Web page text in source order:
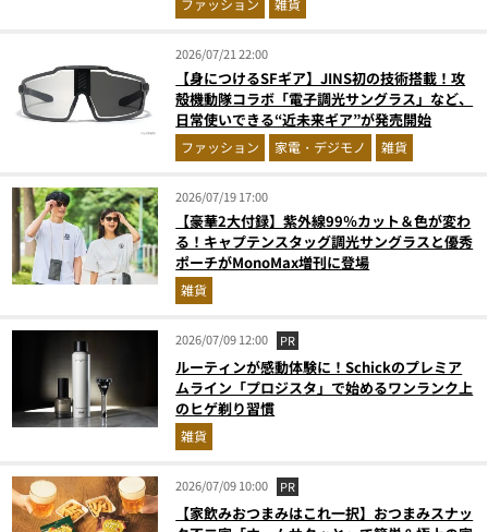
ファッション 雑貨
2026/07/21 22:00
【身につけるSFギア】JINS初の技術搭載！攻
殻機動隊コラボ「電子調光サングラス」など、
日常使いできる“近未来ギア”が発売開始
ファッション 家電・デジモノ 雑貨
2026/07/19 17:00
【豪華2大付録】紫外線99％カット＆色が変わ
る！キャプテンスタッグ調光サングラスと優秀
ポーチがMonoMax増刊に登場
雑貨
2026/07/09 12:00 PR
ルーティンが感動体験に！Schickのプレミア
ムライン「プロジスタ」で始めるワンランク上
のヒゲ剃り習慣
雑貨
2026/07/09 10:00 PR
【家飲みおつまみはこれ一択】おつまみスナッ